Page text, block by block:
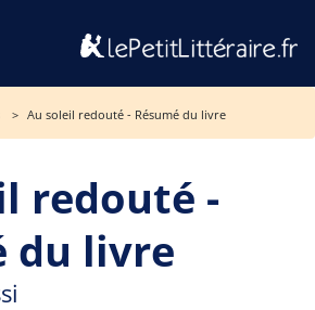
Au soleil redouté - Résumé du livre
redouté -
du livre